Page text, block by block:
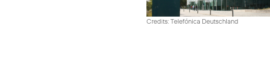
Credits: Telefónica Deutschland